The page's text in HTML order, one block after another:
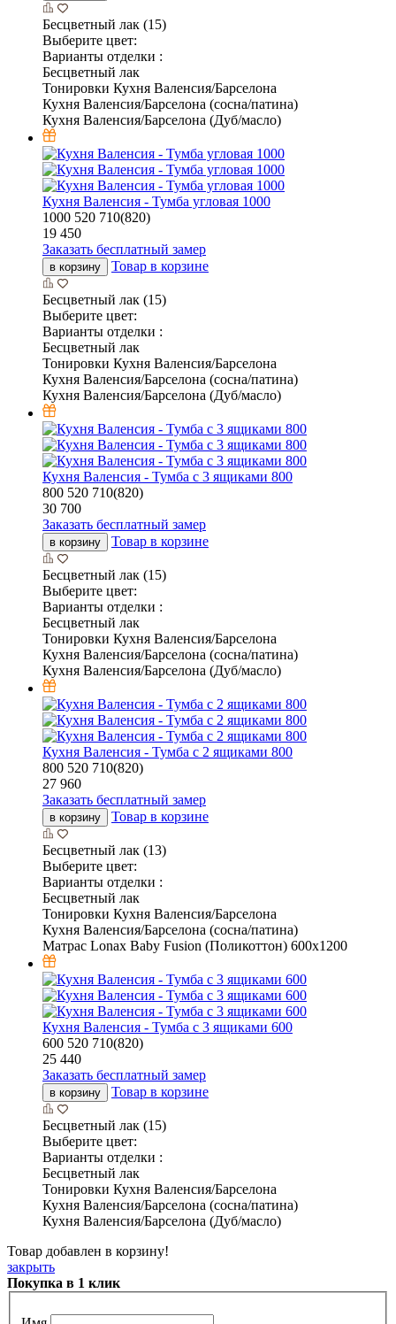
Бесцветный лак (15)
Выберите цвет:
Варианты отделки :
Бесцветный лак
Тонировки Кухня Валенсия/Барселона
Кухня Валенсия/Барселона (сосна/патина)
Кухня Валенсия/Барселона (Дуб/масло)
Кухня Валенсия - Тумба угловая 1000
1000 520 710(820)
19 450
Заказать бесплатный замер
в корзину Товар в корзине
Бесцветный лак (15)
Выберите цвет:
Варианты отделки :
Бесцветный лак
Тонировки Кухня Валенсия/Барселона
Кухня Валенсия/Барселона (сосна/патина)
Кухня Валенсия/Барселона (Дуб/масло)
Кухня Валенсия - Тумба с 3 ящиками 800
800 520 710(820)
30 700
Заказать бесплатный замер
в корзину Товар в корзине
Бесцветный лак (15)
Выберите цвет:
Варианты отделки :
Бесцветный лак
Тонировки Кухня Валенсия/Барселона
Кухня Валенсия/Барселона (сосна/патина)
Кухня Валенсия/Барселона (Дуб/масло)
Кухня Валенсия - Тумба с 2 ящиками 800
800 520 710(820)
27 960
Заказать бесплатный замер
в корзину Товар в корзине
Бесцветный лак (13)
Выберите цвет:
Варианты отделки :
Бесцветный лак
Тонировки Кухня Валенсия/Барселона
Кухня Валенсия/Барселона (сосна/патина)
Матрас Lonax Baby Fusion (Поликоттон) 600х1200
Кухня Валенсия - Тумба с 3 ящиками 600
600 520 710(820)
25 440
Заказать бесплатный замер
в корзину Товар в корзине
Бесцветный лак (15)
Выберите цвет:
Варианты отделки :
Бесцветный лак
Тонировки Кухня Валенсия/Барселона
Кухня Валенсия/Барселона (сосна/патина)
Кухня Валенсия/Барселона (Дуб/масло)
Товар добавлен в корзину!
закрыть
Покупка в 1 клик